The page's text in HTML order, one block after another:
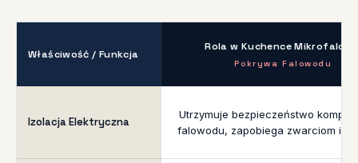
Właściwość / Funkcja
Rola w Kuchence
Pokrywa Falowodu
Izolacja Elektryczna
Utrzymuje bezpieczeństwo
falowodu, zapobiega zwarciom i